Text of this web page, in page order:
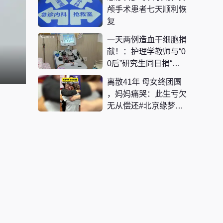
颅手术患者七天顺利恢
复
一天两例造血干细胞捐
献！：护理学教师与“0
0后”研究生同日捐“生
离散41年 母女终团圆
，妈妈痛哭：此生亏欠
无从偿还#北京缘梦公